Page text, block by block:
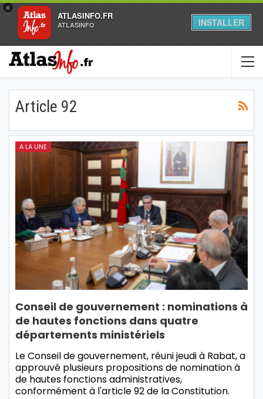
×
ATLASINFO.FR
ATLASINFO INSTALLER
Article 92
A LA UNE
Conseil de gouvernement : nominations à
de hautes fonctions dans quatre
départements ministériels
Le Conseil de gouvernement, réuni jeudi à Rabat, a
approuvé plusieurs propositions de nomination à
de hautes fonctions administratives,
conformément à l'article 92 de la Constitution.